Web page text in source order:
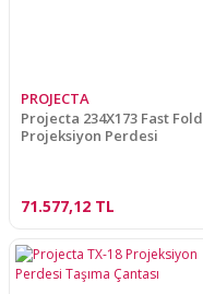
PROJECTA
Projecta 234X173 Fast Fold
Projeksiyon Perdesi
71.577,12 TL